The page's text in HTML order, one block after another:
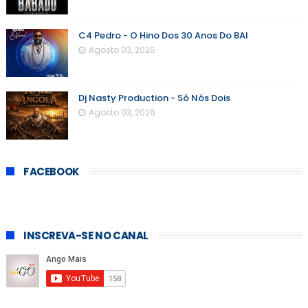
C4 Pedro - O Hino Dos 30 Anos Do BAI
Agosto 03, 2026
Dj Nasty Production - Só Nós Dois
Agosto 03, 2026
FACEBOOK
INSCREVA-SE NO CANAL